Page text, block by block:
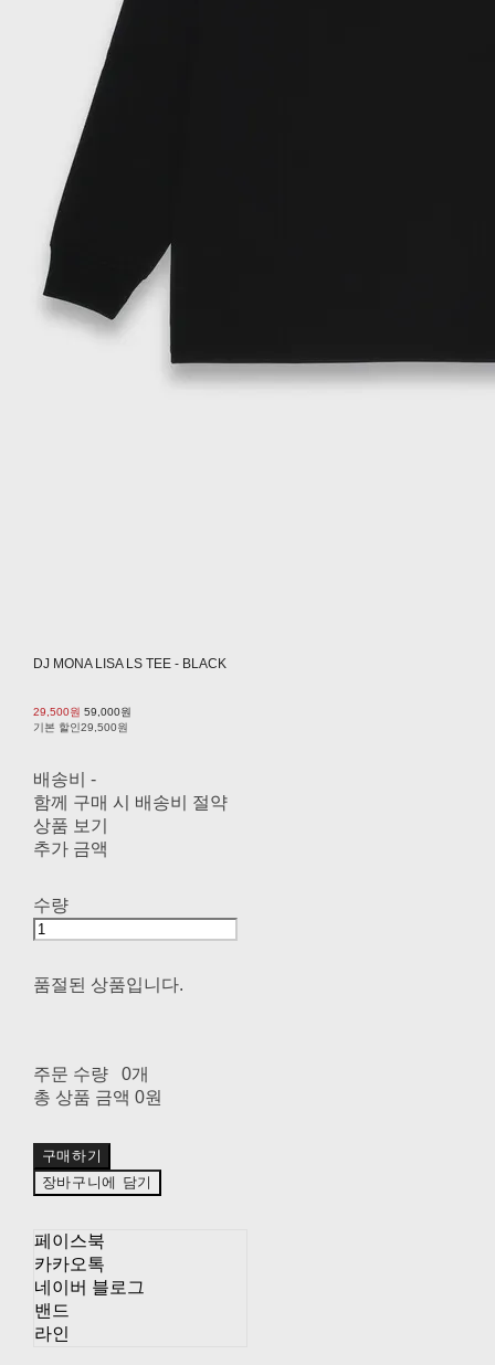
DJ MONA LISA LS TEE - BLACK
29,500원 59,000원
기본 할인29,500원
배송비 -
함께 구매 시 배송비 절약
상품 보기
추가 금액
수량
품절된 상품입니다.
주문 수량
0개
총 상품 금액 0원
구매하기
장바구니에 담기
페이스북
카카오톡
네이버 블로그
밴드
라인